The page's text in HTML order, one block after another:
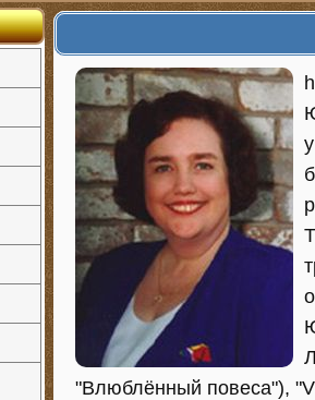
"Влюблённый повеса"),